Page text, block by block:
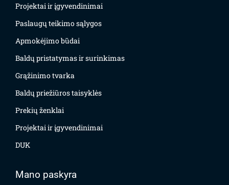
Projektai ir įgyvendinimai
Paslaugų teikimo sąlygos
Apmokėjimo būdai
Baldų pristatymas ir surinkimas
Grąžinimo tvarka
Baldų priežiūros taisyklės
Prekių ženklai
Projektai ir įgyvendinimai
DUK
Mano paskyra